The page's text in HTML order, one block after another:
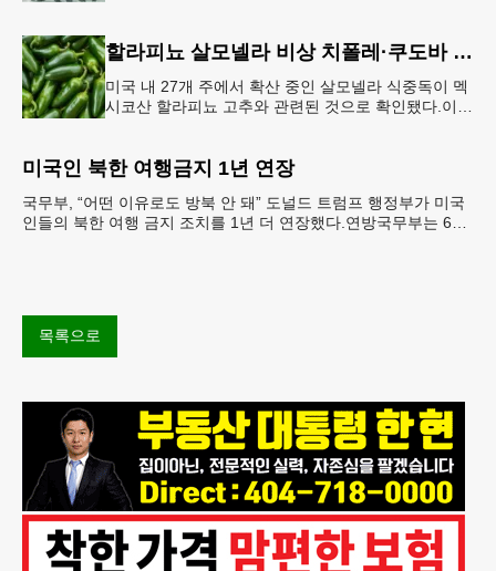
할라피뇨 살모넬라 비상 치폴레·쿠도바 긴급 회수
미국 내 27개 주에서 확산 중인 살모넬라 식중독이 멕
시코산 할라피뇨 고추와 관련된 것으로 확인됐다.이에
미국인 북한 여행금지 1년 연장
국무부, “어떤 이유로도 방북 안 돼” 도널드 트럼프 행정부가 미국
인들의 북한 여행 금지 조치를 1년 더 연장했다.연방국무부는 6일
목록으로